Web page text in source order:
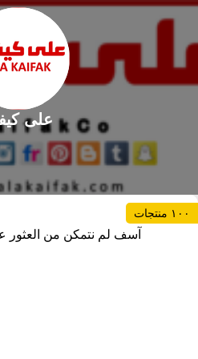
على
١٠٠ منتجات
آسف لم نتمكن من العثور